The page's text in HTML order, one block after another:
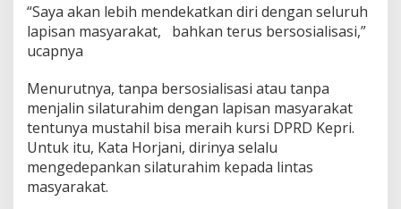
m
P
i
g
K
e
p
r
i
“Saya akan lebih mendekatkan diri dengan seluruh
lapisan masyarakat, bahkan terus bersosialisasi,”
ucapnya
Menurutnya, tanpa bersosialisasi atau tanpa
menjalin silaturahim dengan lapisan masyarakat
tentunya mustahil bisa meraih kursi DPRD Kepri.
Untuk itu, Kata Horjani, dirinya selalu
mengedepankan silaturahim kepada lintas
masyarakat.